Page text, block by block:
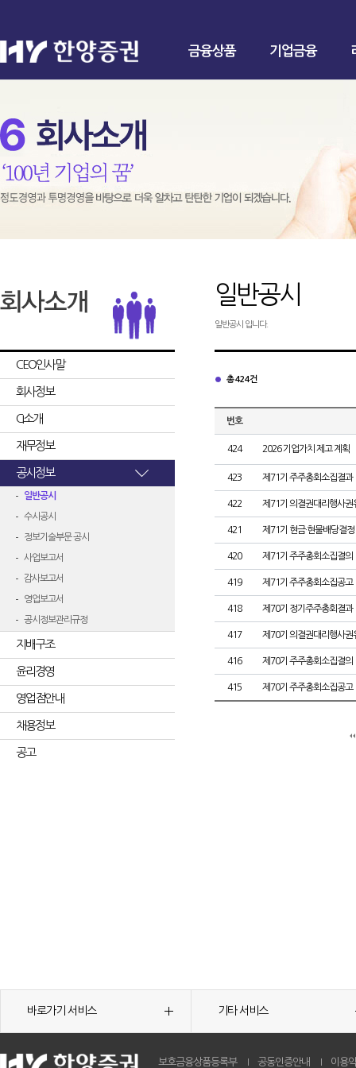
금융상품 기업금융
CEO인사말
회사정보
CI소개
재무정보
공시정보
일반공시
수시공시
정보기술부문 공시
사업보고서
감사보고서
영업보고서
공시정보관리규정
지배구조
윤리경영
영업점안내
채용정보
공고
일반공시
일반공시 입니다.
총 424건
번호
424 2026 기업가치 제고 계획
423 제71기 주주총회소집결과
422 제71기 의결권대리행사권
421 제71기 현금·현물배당결정
420 제71기 주주총회소집결의
419 제71기 주주총회소집공고
418 제70기 정기주주총회결과
417 제70기 의결권대리행사권
416 제70기 주주총회소집결의
415 제70기 주주총회소집공고
바로가기 서비스 기타 서비스
보호금융상품등록부 공동인증안내 이용